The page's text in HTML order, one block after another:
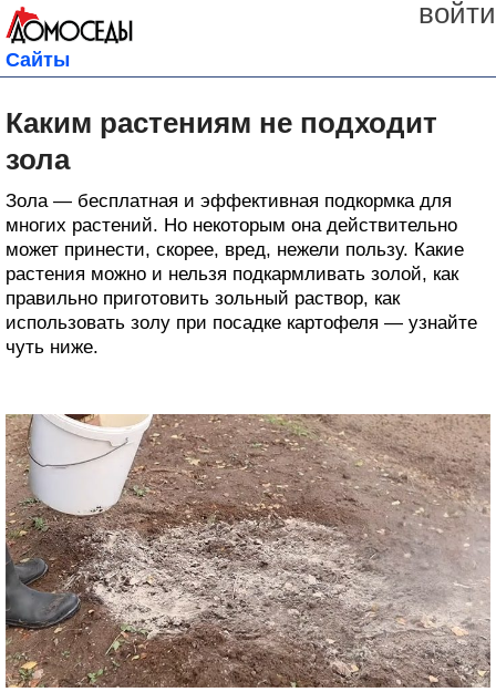
войти
Сайты
Каким растениям не подходит
зола
Зола — бесплатная и эффективная подкормка для
многих растений. Но некоторым она действительно
может принести, скорее, вред, нежели пользу. Какие
растения можно и нельзя подкармливать золой, как
правильно приготовить зольный раствор, как
использовать золу при посадке картофеля — узнайте
чуть ниже.